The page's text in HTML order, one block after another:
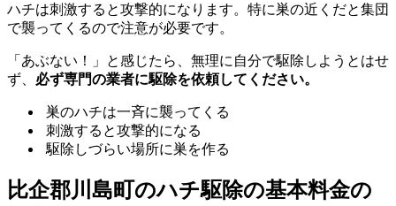
ハチは刺激すると攻撃的になります。特に巣の近くだと集団
で襲ってくるので注意が必要です。
「あぶない！」と感じたら、無理に自分で駆除しようとはせ
ず、 必ず専門の業者に駆除を依頼してください。
巣のハチは一斉に襲ってくる
刺激すると攻撃的になる
駆除しづらい場所に巣を作る
比企郡川島町のハチ駆除の基本料金の